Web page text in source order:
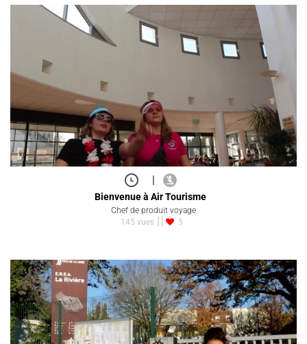
|
Bienvenue à Air Tourisme
Chef de produit voyage
145 vues
5